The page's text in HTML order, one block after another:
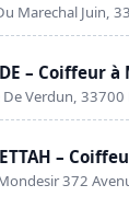
Marechal Juin,
– Coiffeur
De Verdun, 33700
–
372